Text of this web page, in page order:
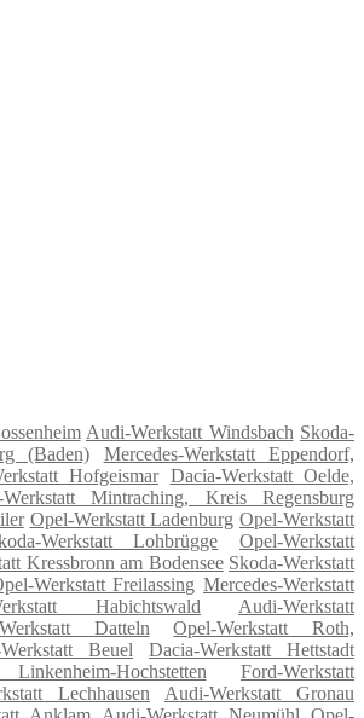
Audi-Werkstatt Windsbach Skoda-
(Baden)
Mercedes-Werkstatt Eppendorf,
Hofgeismar Dacia-Werkstatt Oelde,
Werkstatt Mintraching, Kreis Regensburg
Opel-Werkstatt Ladenburg Opel-Werkstatt
Werkstatt Lohbrügge
Opel-Werkstatt
Kressbronn am Bodensee Skoda-Werkstatt
Werkstatt Freilassing Mercedes-Werkstatt
Habichtswald
Audi-Werkstatt
Datteln
Opel-Werkstatt Roth,
Beuel
Dacia-Werkstatt Hettstadt
Hochstetten
Ford-Werkstatt
Lechhausen
Audi-Werkstatt Gronau